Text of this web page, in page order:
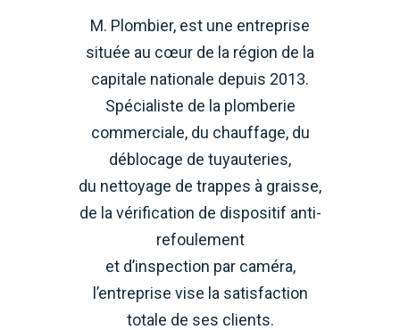
M. Plombier, est une entreprise
située au cœur de la région de la
capitale nationale depuis 2013.
Spécialiste de la plomberie
commerciale, du chauffage, du
déblocage de tuyauteries,
du nettoyage de trappes à graisse,
de la vérification de dispositif anti-
refoulement
et d’inspection par caméra,
l’entreprise vise la satisfaction
totale de ses clients.